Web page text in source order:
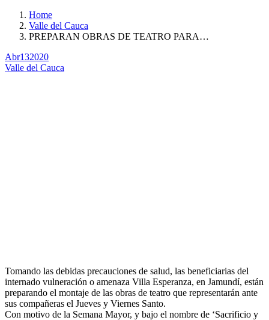
Home
Valle del Cauca
PREPARAN OBRAS DE TEATRO PARA…
Abr132020
Valle del Cauca
Tomando las debidas precauciones de salud, las beneficiarias del
internado vulneración o amenaza Villa Esperanza, en Jamundí, están
preparando el montaje de las obras de teatro que representarán ante
sus compañeras el Jueves y Viernes Santo.
Con motivo de la Semana Mayor, y bajo el nombre de ‘Sacrificio y